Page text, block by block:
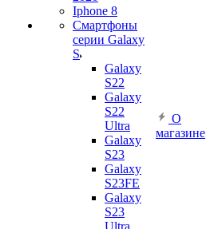
Iphone 8
Смартфоны
серии Galaxy
S
Galaxy
S22
Galaxy
S22
Ultra
Galaxy
S23
Galaxy
S23FE
Galaxy
S23
Ultra
О
магазине